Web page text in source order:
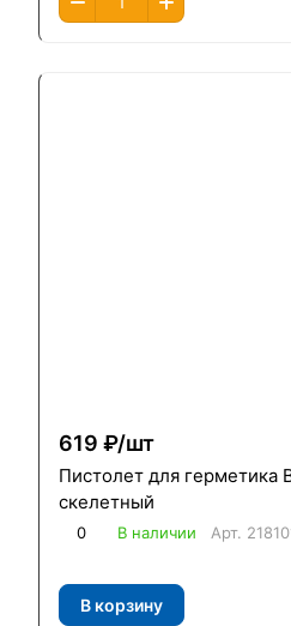
619 ₽/шт
Пистолет для герметика
скелетный
0 В наличии Арт.
В корзину